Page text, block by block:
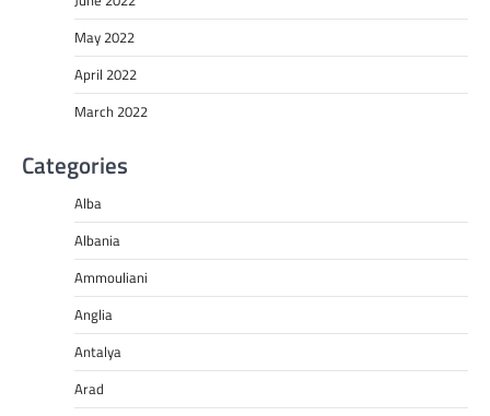
May 2022
April 2022
March 2022
Categories
Alba
Albania
Ammouliani
Anglia
Antalya
Arad